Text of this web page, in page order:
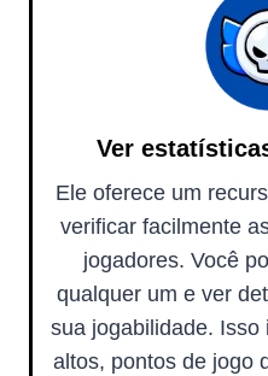
Ver
Ele oferece um
verificar facilmente
jogadores. Você
qualquer um e ver
sua jogabilidade.
altos, pontos de jogo